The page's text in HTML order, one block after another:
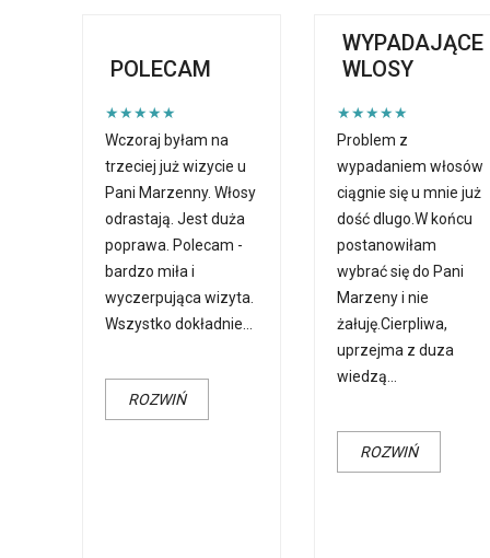
POLECAM
★★★★★
Wczoraj byłam na
trzeciej już wizycie u
Pani Marzenny. Włosy
odrastają. Jest duża
poprawa. Polecam -
bardzo miła i
wyczerpująca wizyta.
Wszystko dokładnie...
ROZWIŃ
WYPADAJĄCE
WLOSY
★★★★★
Problem z
wypadaniem włosów
ciągnie się u mnie już
dość dlugo.W końcu
postanowiłam
wybrać się do Pani
Marzeny i nie
żałuję.Cierpliwa,
uprzejma z duza
wiedzą...
ROZWIŃ